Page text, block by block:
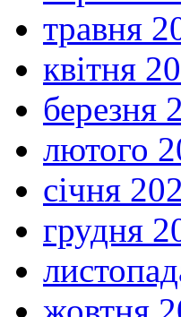
травня
квітня
березня
лютого
січня
грудня